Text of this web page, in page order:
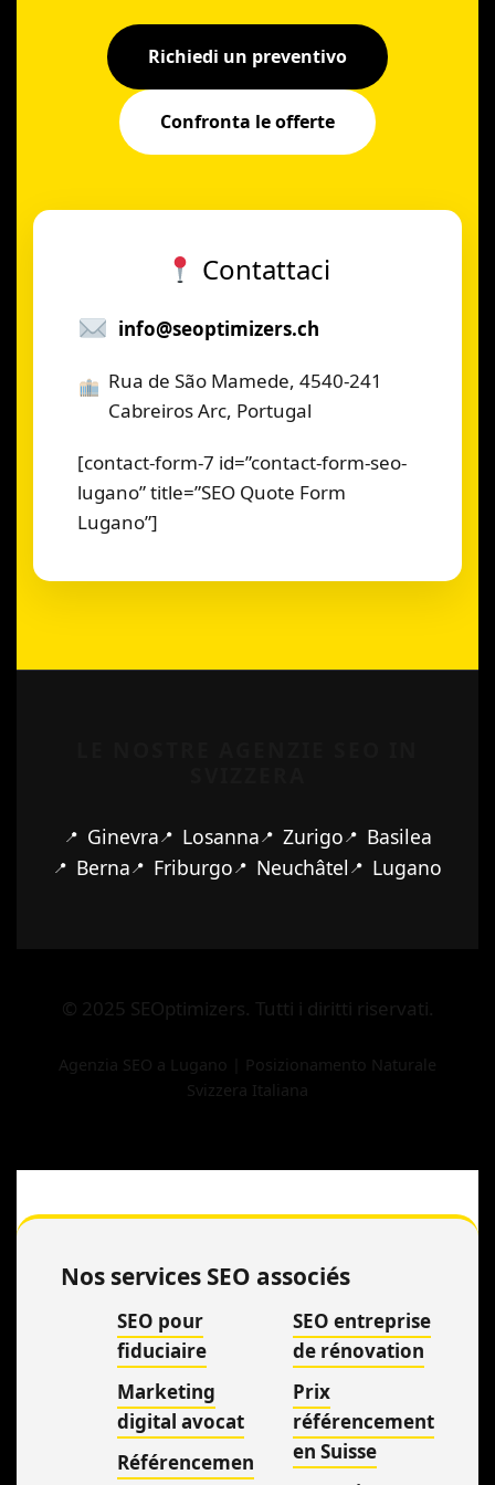
Richiedi un preventivo
Confronta le offerte
Contattaci
info@seoptimizers.ch
Rua de São Mamede, 4540-241
Cabreiros Arc, Portugal
[contact-form-7 id=”contact-form-seo-
lugano” title=”SEO Quote Form
Lugano”]
Ginevra Losanna Zurigo
Basilea
Berna
Friburgo Neuchâtel Lugano
© 2025 SEOptimizers. Tutti i diritti riservati.
Agenzia SEO a Lugano | Posizionamento Naturale
Svizzera Italiana
Nos services SEO associés
SEO pour
fiduciaire
Marketing
digital avocat
Référencemen
SEO entreprise
de rénovation
Prix
référencement
en Suisse